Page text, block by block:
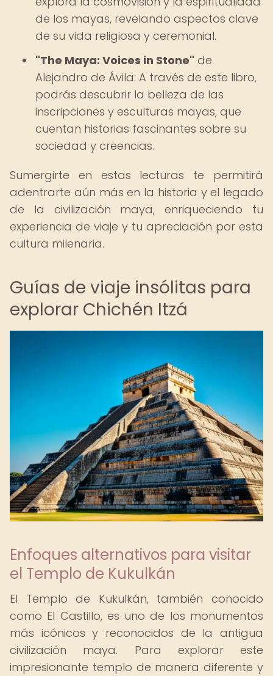
de los mayas, revelando aspectos clave
de su vida religiosa y ceremonial.
"The Maya: Voices in Stone" de
Alejandro de Ávila: A través de este libro,
podrás descubrir la belleza de las
inscripciones y esculturas mayas, que
cuentan historias fascinantes sobre su
sociedad y creencias.
Sumergirte en estas lecturas te permitirá
adentrarte aún más en la historia y el legado
de la civilización maya, enriqueciendo tu
experiencia de viaje y tu apreciación por esta
cultura milenaria.
Guías de viaje insólitas para
explorar Chichén Itzá
Enfoques alternativos para visitar
el Templo de Kukulkán
El Templo de Kukulkán, también conocido
como El Castillo, es uno de los monumentos
más icónicos y reconocidos de la antigua
civilización maya. Para explorar este
impresionante templo de manera diferente y